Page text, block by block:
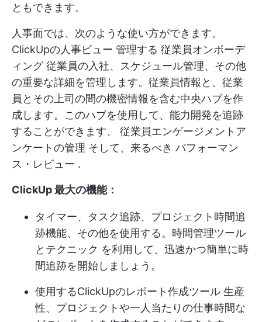
ともできます。
人事面では、次のような使い方ができます。
ClickUpの人事ビュー 管理する 従業員オンボーデ
ィング従業員の入社、スケジュール管理、その他
の重要な詳細を管理します。従業員情報と、従業
員とその上司の間の機密情報を含む中央ハブを作
成します。このハブを使用して、能力開発を追跡
することができます、 従業員エンゲージメントア
ンケートの管理 そして、来るべき パフォーマン
ス・レビュー .
ClickUp 最大の機能：
タイマー、タスク追跡、プロジェクト時間追
跡機能、その他を使用する。 時間管理ツール
とテクニック を利用して、迅速かつ簡単に時
間追跡を開始しましょう。
使用するClickUpのレポート作成ツール 生産
性、プロジェクトや一人当たりの仕事時間な